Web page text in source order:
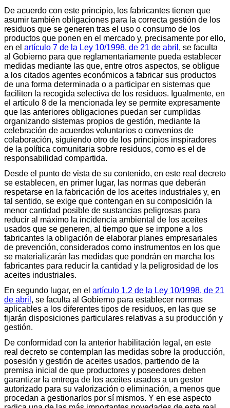
De acuerdo con este principio, los fabricantes tienen que
asumir también obligaciones para la correcta gestión de los
residuos que se generen tras el uso o consumo de los
productos que ponen en el mercado y, precisamente por ello,
en el artículo 7 de la Ley 10/1998, de 21 de abril , se faculta
al Gobierno para que reglamentariamente pueda establecer
medidas mediante las que, entre otros aspectos, se obligue
a los citados agentes económicos a fabricar sus productos
de una forma determinada o a participar en sistemas que
faciliten la recogida selectiva de los residuos. Igualmente, en
el artículo 8 de la mencionada ley se permite expresamente
que las anteriores obligaciones puedan ser cumplidas
organizando sistemas propios de gestión, mediante la
celebración de acuerdos voluntarios o convenios de
colaboración, siguiendo otro de los principios inspiradores
de la política comunitaria sobre residuos, como es el de
responsabilidad compartida.
Desde el punto de vista de su contenido, en este real decreto
se establecen, en primer lugar, las normas que deberán
respetarse en la fabricación de los aceites industriales y, en
tal sentido, se exige que contengan en su composición la
menor cantidad posible de sustancias peligrosas para
reducir al máximo la incidencia ambiental de los aceites
usados que se generen, al tiempo que se impone a los
fabricantes la obligación de elaborar planes empresariales
de prevención, considerados como instrumentos en los que
se materializarán las medidas que pondrán en marcha los
fabricantes para reducir la cantidad y la peligrosidad de los
aceites industriales.
En segundo lugar, en el artículo 1.2 de la Ley 10/1998, de 21
de abril , se faculta al Gobierno para establecer normas
aplicables a los diferentes tipos de residuos, en las que se
fijarán disposiciones particulares relativas a su producción y
gestión.
De conformidad con la anterior habilitación legal, en este
real decreto se contemplan las medidas sobre la producción,
posesión y gestión de aceites usados, partiendo de la
premisa inicial de que productores y poseedores deben
garantizar la entrega de los aceites usados a un gestor
autorizado para su valorización o eliminación, a menos que
procedan a gestionarlos por sí mismos. Y en ese aspecto